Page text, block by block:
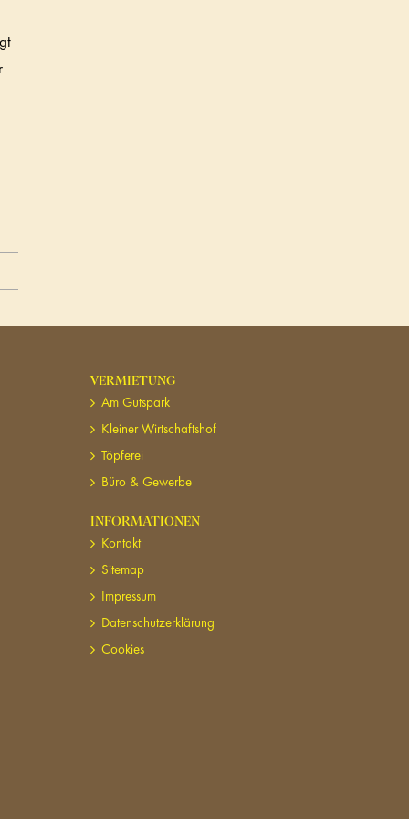
VERMIETUNG
Am Gutspark
Kleiner Wirtschaftshof
Töpferei
Büro & Gewerbe
INFORMATIONEN
Kontakt
Sitemap
Impressum
Datenschutzerklärung
Cookies